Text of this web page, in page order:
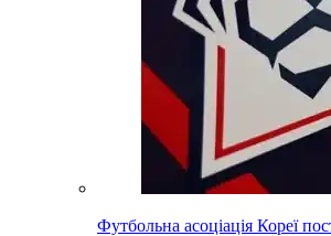
Футбольна асоціація Кореї